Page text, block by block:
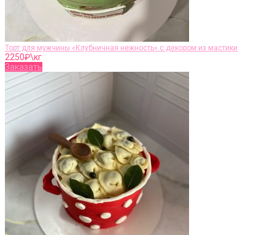
Торт для мужчины «Клубничная нежность» с декором из мастики
2250₽\кг
Заказать